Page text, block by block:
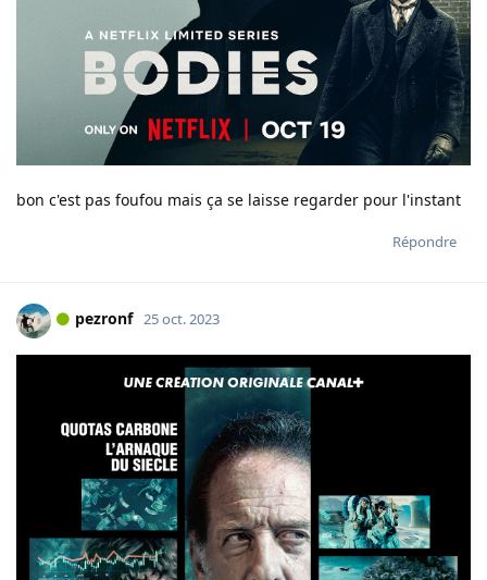
bon c'est pas foufou mais ça se laisse regarder pour l'instant
Répondre
pezronf 25 oct. 2023